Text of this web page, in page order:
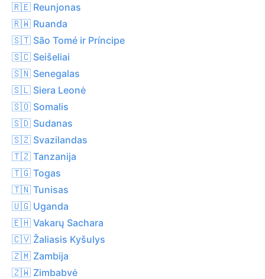
🇷🇪 Reunjonas
🇷🇼 Ruanda
🇸🇹 São Tomé ir Príncipe
🇸🇨 Seišeliai
🇸🇳 Senegalas
🇸🇱 Siera Leonė
🇸🇴 Somalis
🇸🇩 Sudanas
🇸🇿 Svazilandas
🇹🇿 Tanzanija
🇹🇬 Togas
🇹🇳 Tunisas
🇺🇬 Uganda
🇪🇭 Vakarų Sachara
🇨🇻 Žaliasis Kyšulys
🇿🇲 Zambija
🇿🇼 Zimbabvė